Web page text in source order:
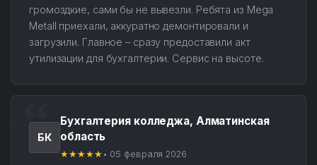
громоздкие, сами бы не вывезли. Ребята из Mega
Metall приехали, аккуратно демонтировали и
загрузили. Главное – сразу предоставили акт
утилизации для бухгалтерии. Сервис на высоте.
БК
Бухгалтерия колледжа, Алматинская
область
★★★★★ • 05 февраля 2026